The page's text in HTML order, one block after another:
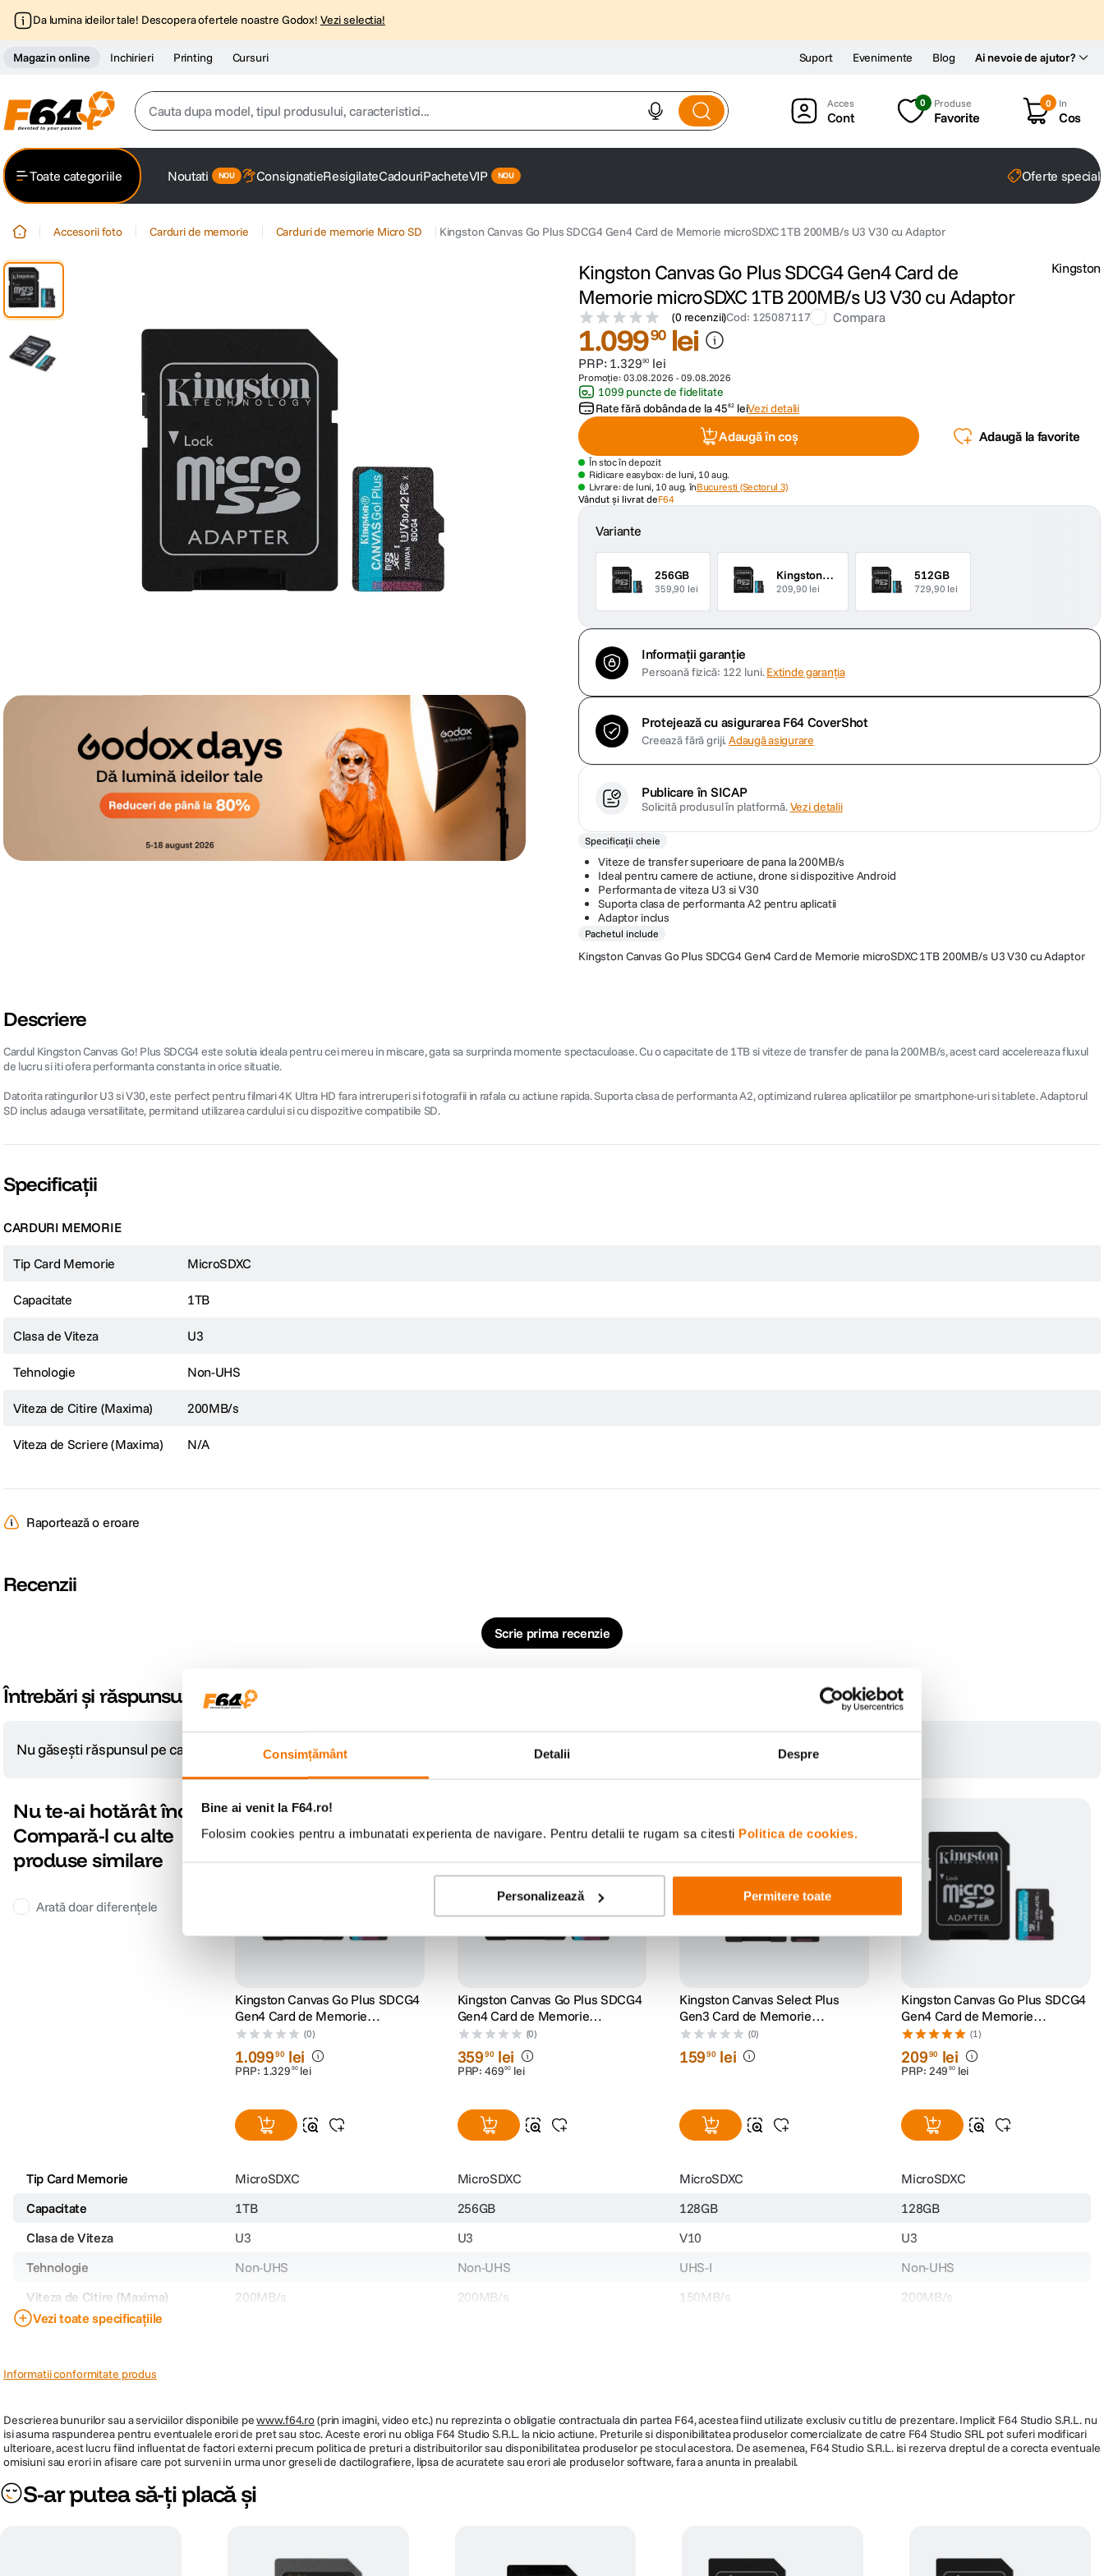
Consimțământ Detalii Despre
Bine ai venit la F64.ro!
Folosim cookies pentru a imbunatati experienta de navigare. Pentru detalii te rugam sa citesti Politica de cookies.
Personalizează Permitere toate
Da lumina ideilor tale! Descopera ofertele noastre Godox! Vezi selectia!
Magazin online Inchirieri Printing Cursuri Ai nevoie de ajutor?
Suport Evenimente Blog
Cauta dupa model, tipul produsului, caracteristici...
2. trepied
6. canon sx740 hs
7. card memorie
sony fx
dji mic mini
10. dji osmo pocket 4
Cont
0 Produse
Favorite
0 In
Cos
Toate categoriile Noutati ConsignatieResigilateCadouriPacheteVIP Oferte
Accesorii foto Carduri de memorie Carduri de memorie Micro SD Kingston Canvas Go Plus SDCG4 Gen4 Card de Memorie microSDXC 1TB 200MB/s U3 V30 cu Adaptor
Kingston Canvas Go Plus SDCG4 Gen4 Card de
Memorie microSDXC 1TB 200MB/s U3 V30 cu Adaptor
(0 recenzii)Cod: 125087117 Compara
Kingston
1.09990 lei
PRP: 1.32990 lei
Promoție: 03.08.2026 -09.08.2026
1099 puncte de fidelitate
Rate fără dobânda de la4582 leiVezi detalii
Adaugă în coș Adaugă la favorite
În stoc în depozit
Ridicare easybox: de luni, 10 aug.
Livrare: de luni, 10 aug. înBucuresti (Sectorul 3)
Vândut și livrat deF64
Variante
256GB
359,90 lei
Kingston Canvas Go Plus SDCG4 Gen4 Card de Memorie microSDXC 128GB 200MB/s U3 V30 cu Adaptor
209,90 lei
512GB
729,90 lei
Informații garanție
Persoană fizică: 122 luni. Extinde garanția
Protejează cu asigurarea F64 CoverShot
Creează fără griji.Adaugă asigurare
Publicare în SICAP
Solicită produsul în platformă.Vezi detalii
Specificații cheie
Viteze de transfer superioare de pana la 200MB/s
Ideal pentru camere de actiune, drone si dispozitive Android
Performanta de viteza U3 si V30
Suporta clasa de performanta A2 pentru aplicatii
Adaptor inclus
Pachetul include
Kingston Canvas Go Plus SDCG4 Gen4 Card de Memorie microSDXC 1TB 200MB/s U3 V30 cu Adaptor
Descriere
Cardul Kingston Canvas Go! Plus SDCG4 este solutia ideala pentru cei mereu in miscare, gata sa surprinda momente spectaculoase. Cu o capacitate de 1TB si viteze de transfer de pana la 200MB/s, acest card accelereaza fluxul
de lucru si iti ofera performanta constanta in orice situatie.
Datorita ratingurilor U3 si V30, este perfect pentru filmari 4K Ultra HD fara intreruperi si fotografii in rafala cu actiune rapida. Suporta clasa de performanta A2, optimizand rularea aplicatiilor pe smartphone-uri si tablete. Adaptorul
SD inclus adauga versatilitate, permitand utilizarea cardului si cu dispozitive compatibile SD.
Specificații
CARDURI MEMORIE
Tip Card Memorie MicroSDXC
Capacitate 1TB
Clasa de Viteza U3
Tehnologie Non-UHS
Viteza de Citire (Maxima) 200MB/s
Viteza de Scriere (Maxima) N/A
Raportează o eroare
Recenzii
Scrie prima recenzie
Întrebări și răspunsuri
Nu găsești răspunsul pe care îl cauți? Pune o întrebare
Nu te-ai hotărât încă?
Compară-l cu alte
produse similare
Arată doar diferențele
Kingston Canvas Go Plus SDCG4
Gen4 Card de Memorie
microSDXC 1TB 200MB/s U3 V30
cu Adaptor
(0)
1.09990 lei
PRP: 1 .329 90 lei
Kingston Canvas Go Plus SDCG4
Gen4 Card de Memorie
microSDXC 256GB 200MB/s U3
V30 cu Adaptor
(0)
35990 lei
PRP: 46990 lei
Kingston Canvas Select Plus
Gen3 Card de Memorie
microSDXC 128GB 150MB/s A1 +
Adaptor
(0)
15990 lei
Kingston Canvas Go Plus SDCG4
Gen4 Card de Memorie
microSDXC 128GB 200MB/s U3
V30 cu Adaptor
(1)
20990 lei
PRP: 249 90 lei
Tip Card Memorie MicroSDXC MicroSDXC MicroSDXC
MicroSDXC
Capacitate
1TB 256GB 128GB
128GB
Clasa de Viteza
U3 U3 V10
U3
Tehnologie
Non-UHS Non-UHS UHS-I
Non-UHS
Viteza de Citire (Maxima)
200MB/s 200MB/s 150MB/s
200MB/s
Viteza de Scriere (Maxima)
Vezi toate specificațiile
Informatii conformitate produs
Descrierea bunurilor sau a serviciilor disponibile pewww.f64.ro(prin imagini, video etc.) nu reprezinta o obligatie contractuala din partea F64, acestea fiind utilizate exclusiv cu titlu de prezentare. Implicit F64 Studio S.R.L. nu
isi asuma raspunderea pentru eventualele erori de pret sau stoc. Aceste erori nu obliga F64 Studio S.R.L. la nicio actiune. Preturile si disponibilitatea produselor comercializate de catre F64 Studio SRL pot suferi modificari
ulterioare, acest lucru fiind influentat de factori externi precum politica de preturi a distribuitorilor sau disponibilitatea produselor pe stocul acestora. De asemenea, F64 Studio S.R.L. isi rezerva dreptul de a corecta eventuale
omisiuni sau erori in afisare care pot surveni in urma unor greseli de dactilografiere, lipsa de acuratete sau erori ale produselor software, fara a anunta in prealabil.
S-ar putea să-ți placă și